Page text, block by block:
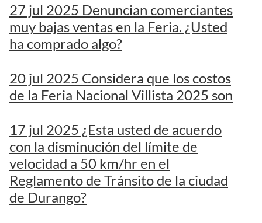
27 jul 2025 Denuncian comerciantes
muy bajas ventas en la Feria. ¿Usted
ha comprado algo?
20 jul 2025 Considera que los costos
de la Feria Nacional Villista 2025 son
17 jul 2025 ¿Esta usted de acuerdo
con la disminución del límite de
velocidad a 50 km/hr en el
Reglamento de Tránsito de la ciudad
de Durango?